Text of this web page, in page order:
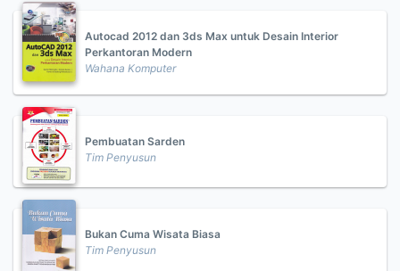
Autocad 2012 dan 3ds Max untuk Desain Interior
Perkantoran Modern
Wahana Komputer
Pembuatan Sarden
Tim Penyusun
Bukan Cuma Wisata Biasa
Tim Penyusun